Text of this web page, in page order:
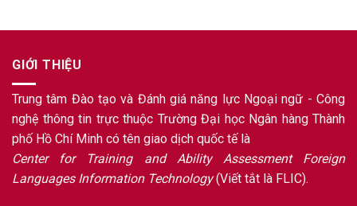
GIỚI THIỆU
Trung tâm Đào tạo và Đánh giá năng lực Ngoại ngữ - Công
nghệ thông tin trực thuộc Trường Đại học Ngân hàng Thành
phố Hồ Chí Minh có tên giao dịch quốc tế là
Center for Training and Ability Assessment Foreign
Languages Information Technology(Viết tắt là FLIC).